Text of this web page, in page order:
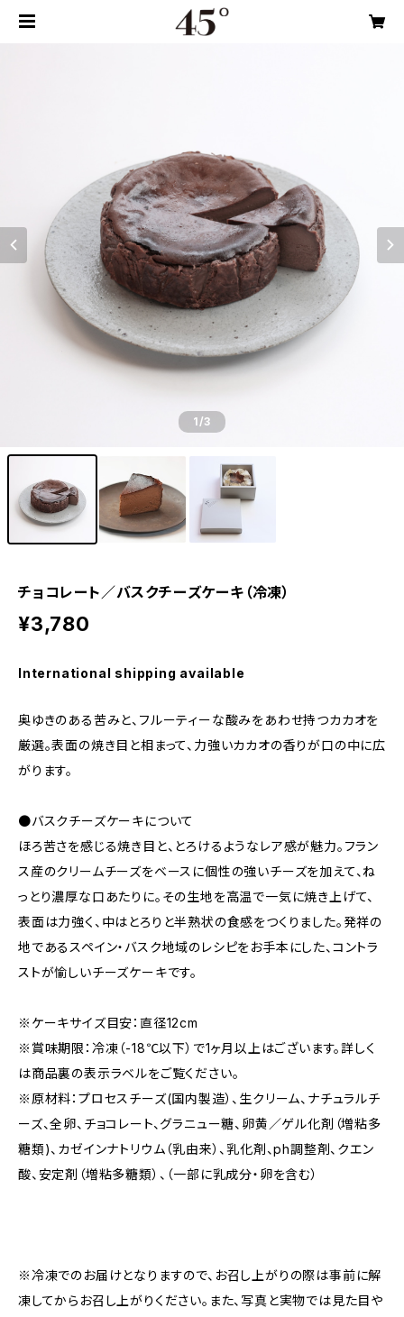
1/3
チョコレート／バスクチーズケーキ（冷凍）
¥3,780
International shipping available
奥ゆきのある苦みと、フルーティーな酸みをあわせ持つカカオを
厳選。表面の焼き目と相まって、力強いカカオの香りが口の中に広
がります。
●バスクチーズケーキについて
ほろ苦さを感じる焼き目と、とろけるようなレア感が魅力。フラン
ス産のクリームチーズをベースに個性の強いチーズを加えて、ね
っとり濃厚な口あたりに。その生地を高温で一気に焼き上げて、
表面は力強く、中はとろりと半熟状の食感をつくりました。発祥の
地であるスペイン・バスク地域のレシピをお手本にした、コントラ
ストが愉しいチーズケーキです。
※ケーキサイズ目安：直径12cm
※賞味期限：冷凍（-18℃以下）で1ヶ月以上はございます。詳しく
は商品裏の表示ラベルをご覧ください。
※原材料：プロセスチーズ(国内製造）、生クリーム、ナチュラルチ
ーズ、全卵、チョコレート、グラニュー糖、卵黄／ゲル化剤（増粘多
糖類)、カゼインナトリウム（乳由来）、乳化剤、ph調整剤、クエン
酸、安定剤（増粘多糖類）、（一部に乳成分・卵を含む）
※冷凍でのお届けとなりますので、お召し上がりの際は事前に解
凍してからお召し上がりください。また、写真と実物では見た目や